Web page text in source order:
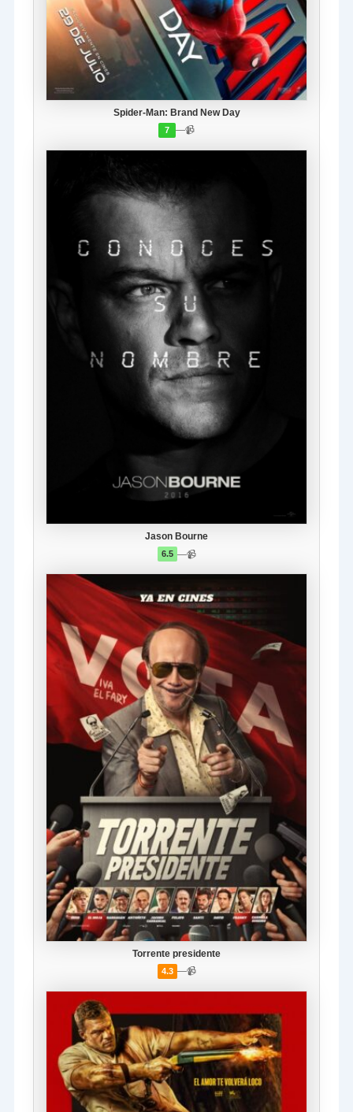
Spider-Man: Brand New Day
7 —📹
Jason Bourne
6.5 —📹
Torrente presidente
4.3 —📹